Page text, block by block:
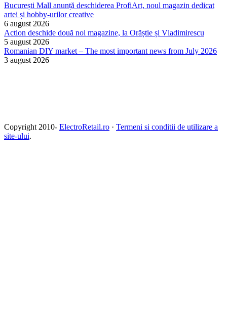
București Mall anunță deschiderea ProfiArt, noul magazin dedicat
artei și hobby-urilor creative
6 august 2026
Action deschide două noi magazine, la Orăștie și Vladimirescu
5 august 2026
Romanian DIY market – The most important news from July 2026
3 august 2026
Copyright 2010- ElectroRetail.ro · Termeni si conditii de utilizare a
site-ului.